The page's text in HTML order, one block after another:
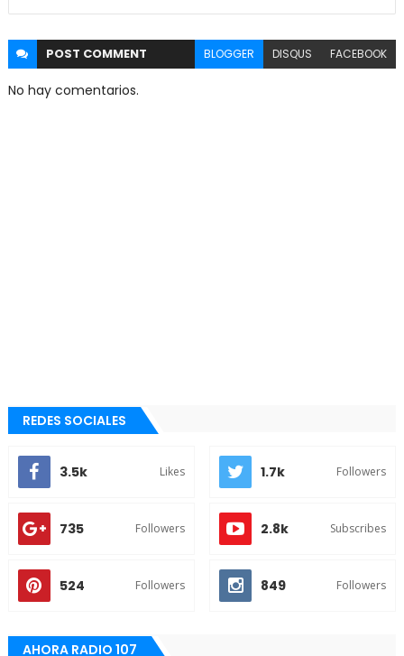
POST COMMENT BLOGGER DISQUS FACEBOOK
No hay comentarios.
REDES SOCIALES
3.5k Likes 1.7k Followers
735 Followers 2.8k Subscribes
524 Followers 849 Followers
AHORA RADIO 107